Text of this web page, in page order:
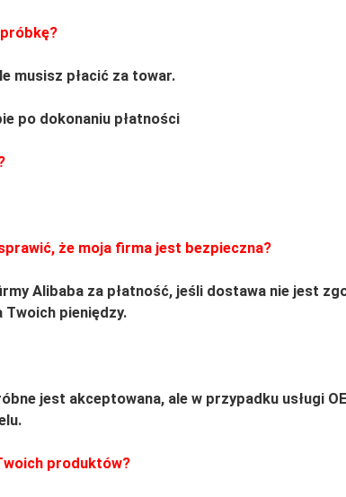
musisz płacić za towar.
po dokonaniu płatności
że moja firma jest bezpieczna?
Alibaba za płatność, jeśli dostawa nie jest
Twoich pieniędzy.
jest akceptowana, ale w przypadku usługi
produktów?